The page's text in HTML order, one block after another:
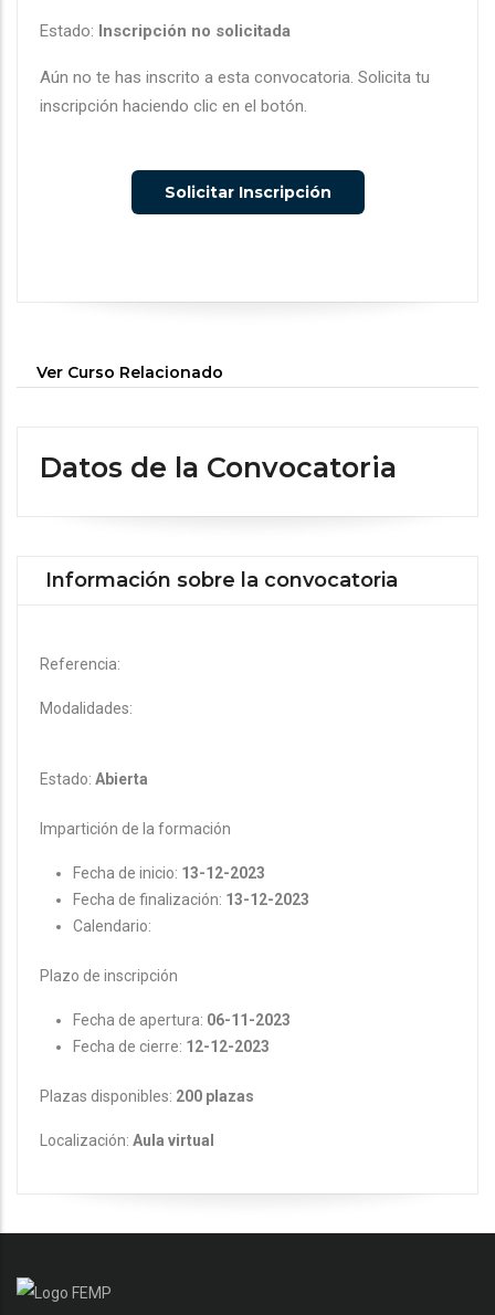
Estado: Inscripción no solicitada
Aún no te has inscrito a esta convocatoria. Solicita tu
inscripción haciendo clic en el botón.
Solicitar Inscripción
Ver Curso Relacionado
Datos de la Convocatoria
Información sobre la convocatoria
Referencia:
Modalidades:
Estado: Abierta
Impartición de la formación
Fecha de inicio: 13-12-2023
Fecha de finalización: 13-12-2023
Calendario:
Plazo de inscripción
Fecha de apertura: 06-11-2023
Fecha de cierre: 12-12-2023
Plazas disponibles: 200 plazas
Localización: Aula virtual